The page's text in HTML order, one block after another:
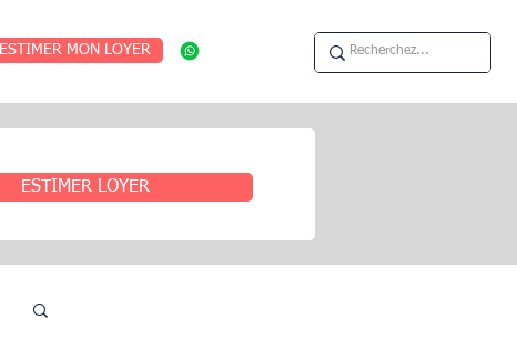
ESTIMER MON LOYER
ESTIMER LOYER